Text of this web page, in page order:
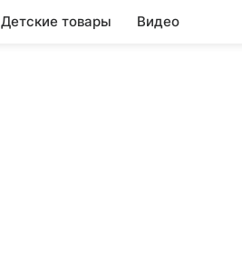
Детские товары Видео